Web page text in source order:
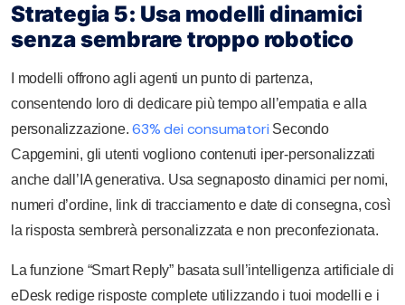
Strategia 5: Usa modelli dinamici
senza sembrare troppo robotico
I modelli offrono agli agenti un punto di partenza,
consentendo loro di dedicare più tempo all’empatia e alla
personalizzazione.63% dei consumatori Secondo
Capgemini, gli utenti vogliono contenuti iper-personalizzati
anche dall’IA generativa. Usa segnaposto dinamici per nomi,
numeri d’ordine, link di tracciamento e date di consegna, così
la risposta sembrerà personalizzata e non preconfezionata.
La funzione “Smart Reply” basata sull’intelligenza artificiale di
eDesk redige risposte complete utilizzando i tuoi modelli e i